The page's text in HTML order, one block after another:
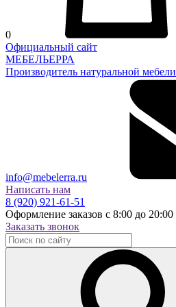
0
Официальный сайт
МЕБЕЛЬЕРРА
Производитель натуральной мебели
info@mebelerra.ru
Написать нам
8 (920) 921-61-51
Оформление заказов с 8:00 до 20:00
Заказать звонок